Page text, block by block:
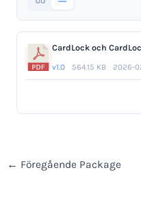
CardLock och
v1.0 564.15 KB 2026-
← Föregående Package